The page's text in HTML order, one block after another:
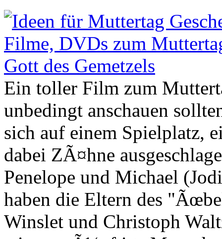
Ein toller Film zum
unbedingt anschauen
sich auf einem Spielplatz,
dabei ZÃ¤hne
Penelope und Michael
haben die Eltern des
Winslet und Christoph